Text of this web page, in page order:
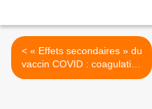
< « Effets secondaires » du
vaccin COVID : coagulation
du sang, magnétisme, bras